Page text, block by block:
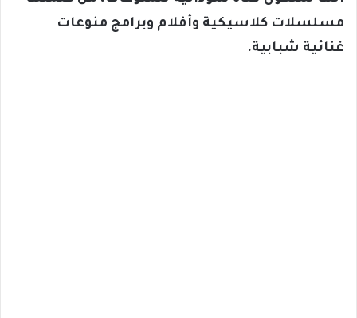
مسلسلات كلاسيكية وأفلام وبرامج منوعات
غنائية شبابية.